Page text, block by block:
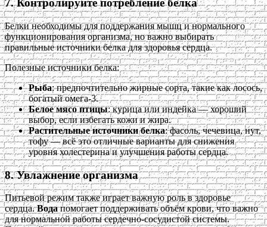
7. Контролируйте потребление белка
Белки необходимы для поддержания мышц и нормального
функционирования организма, но важно выбирать
правильные источники белка для здоровья сердца.
Полезные источники белка:
Рыба: предпочтительно жирные сорта, такие как лосось,
богатый омега-3.
Белое мясо птицы: курица или индейка — хороший
выбор, если избегать кожи и жира.
Растительные источники белка: фасоль, чечевица, нут,
тофу — всё это отличные варианты для снижения
уровня холестерина и улучшения работы сердца.
8. Увлажнение организма
Питьевой режим также играет важную роль в здоровье
сердца.Водапомогает поддерживать объём крови, что важно
для нормальной работы сердечно-сосудистой системы.